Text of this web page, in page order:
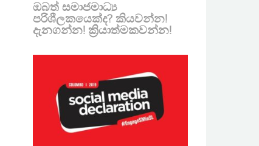
ඔබත් සමාජමාධ්‍ය
පරිශීලකයෙක්ද? කියවන්න!
දැනගන්න! ක්‍රියාත්මකවන්න!